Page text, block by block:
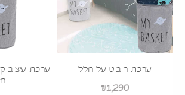
ערכת רובוט על חלל
₪1,290
ערכת עיצוב